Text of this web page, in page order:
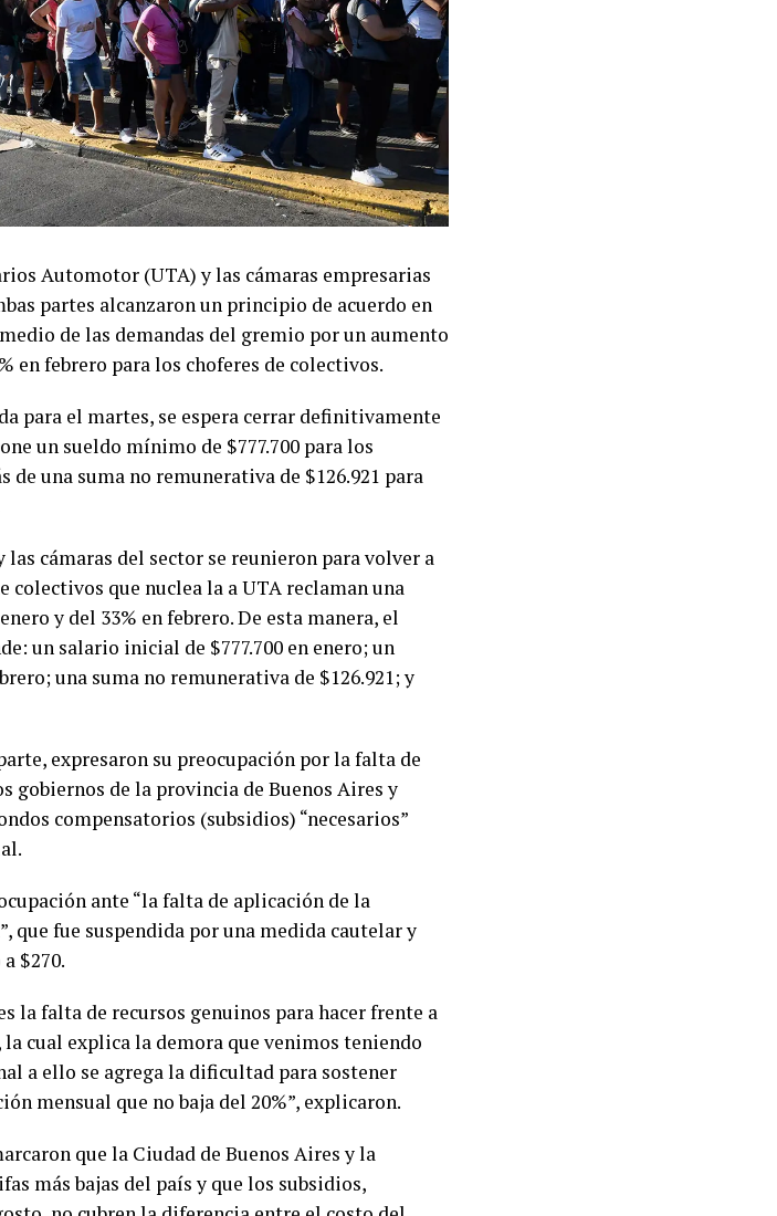
Automotor (UTA) y las cámaras empresarias
partes alcanzaron un principio de acuerdo en
de las demandas del gremio por un aumento
en febrero para los choferes de colectivos.
para el martes, se espera cerrar definitivamente
un sueldo mínimo de $777.700 para los
de una suma no remunerativa de $126.921 para
las cámaras del sector se reunieron para volver a
colectivos que nuclea la a UTA reclaman una
y del 33% en febrero. De esta manera, el
un salario inicial de $777.700 en enero; un
una suma no remunerativa de $126.921; y
expresaron su preocupación por la falta de
gobiernos de la provincia de Buenos Aires y
compensatorios (subsidios) “necesarios”
ante “la falta de aplicación de la
fue suspendida por una medida cautelar y
$270.
la falta de recursos genuinos para hacer frente a
cual explica la demora que venimos teniendo
a ello se agrega la dificultad para sostener
mensual que no baja del 20%”, explicaron.
que la Ciudad de Buenos Aires y la
más bajas del país y que los subsidios,